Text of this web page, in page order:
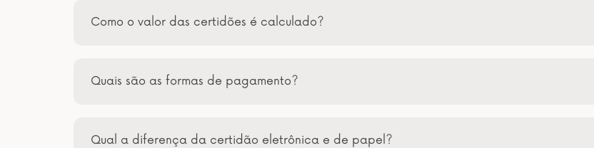
Como o valor das certidões é calculado?
Quais são as formas de pagamento?
Qual a diferença da certidão eletrônica e de papel?